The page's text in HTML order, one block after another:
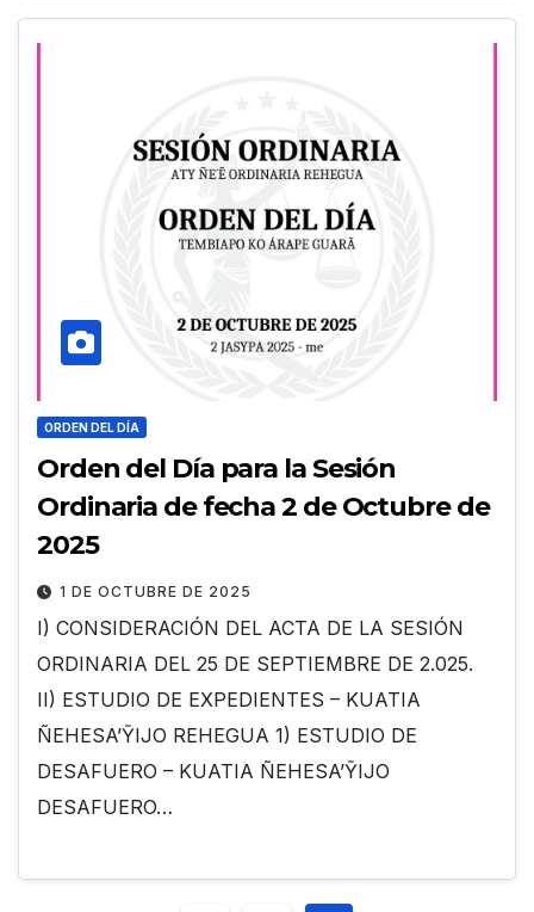
ORDEN DEL DÍA
Orden del Día para la Sesión
Ordinaria de fecha 2 de Octubre de
2025
1 DE OCTUBRE DE 2025
I) CONSIDERACIÓN DEL ACTA DE LA SESIÓN
ORDINARIA DEL 25 DE SEPTIEMBRE DE 2.025.
II) ESTUDIO DE EXPEDIENTES – KUATIA
ÑEHESA’ỸIJO REHEGUA 1) ESTUDIO DE
DESAFUERO – KUATIA ÑEHESA’ỸIJO
DESAFUERO…